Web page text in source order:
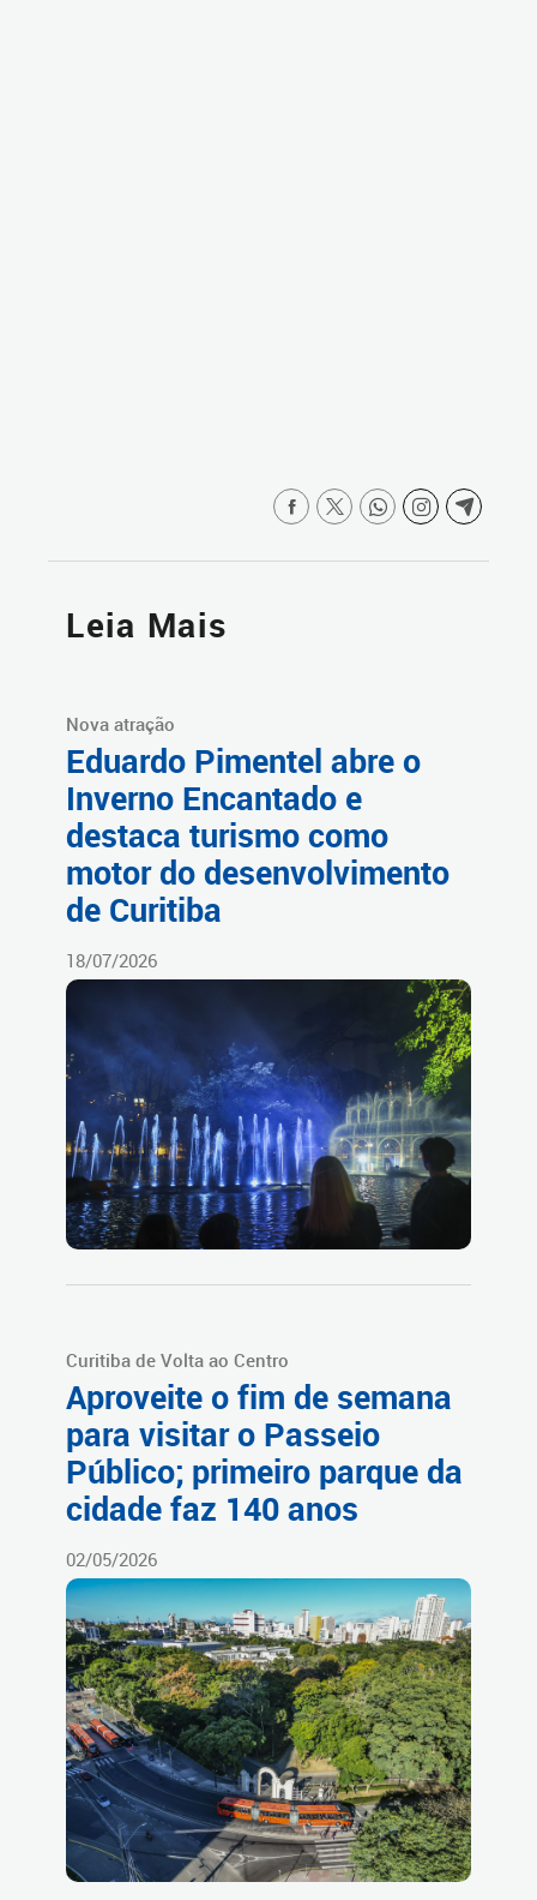
Leia Mais
Nova atração
Eduardo Pimentel abre o
Inverno Encantado e
destaca turismo como
motor do desenvolvimento
de Curitiba
18/07/2026
Curitiba de Volta ao Centro
Aproveite o fim de semana
para visitar o Passeio
Público; primeiro parque da
cidade faz 140 anos
02/05/2026